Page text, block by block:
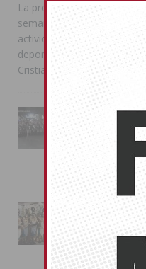
La programación reunió
semana actos
actividades familiares,
deportivas y las
Cristianos
La Entrada
esplendor
Almoradí
jornada
02/08/2026
La magia de
conquista
Almoradí
01/08/2026